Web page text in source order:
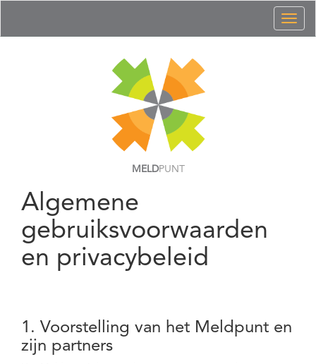
MELDPUNT
Algemene
gebruiksvoorwaarden
en privacybeleid
1. Voorstelling van het Meldpunt en
zijn partners